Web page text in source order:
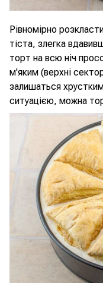
Рівномірно
тіста, злегка
торт на всю ніч
м'яким (верхні
залишаться
ситуацією, можна